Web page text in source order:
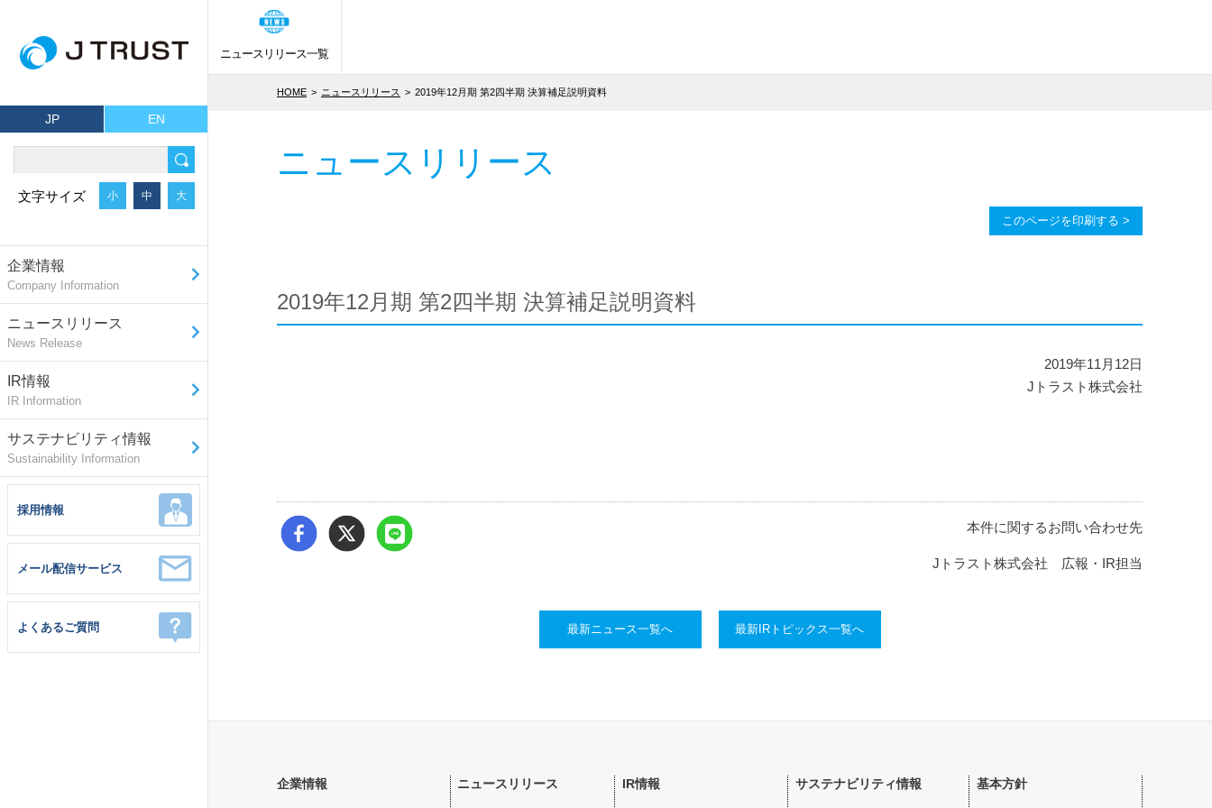
JP EN
文字サイズ 小 中 大
企業情報
Company Information
ニュースリリース
News Release
IR情報
IR Information
サステナビリティ情報
Sustainability Information
採用情報
メール配信サービス
よくあるご質問
ニュースリリース一覧
HOME ニュースリリース 2019年12月期 第2四半期 決算補足説明資料
ニュースリリース
このページを印刷する >
2019年12月期 第2四半期 決算補足説明資料
2019年11月12日
Jトラスト株式会社
本件に関するお問い合わせ先
Jトラスト株式会社 広報・IR担当
最新ニュース一覧へ 最新IRトピックス一覧へ
企業情報 ニュースリリース IR情報 サステナビリティ情報 基本方針